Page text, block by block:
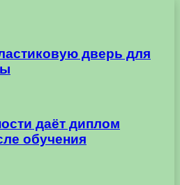
дверь для
даёт диплом
обучения